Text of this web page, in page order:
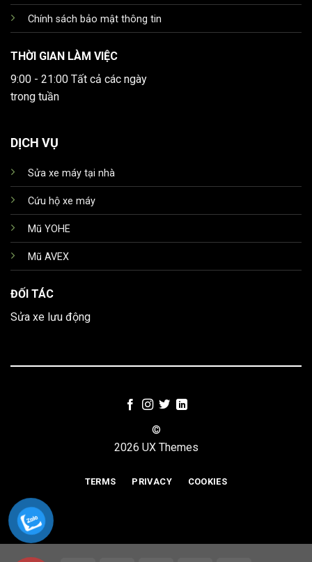
Chính sách bảo mật thông tin
THỜI GIAN LÀM VIỆC
9:00 - 21:00 Tất cả các ngày
trong tuần
DỊCH VỤ
Sửa xe máy tại nhà
Cứu hộ xe máy
Mũ YOHE
Mũ AVEX
ĐỐI TÁC
Sửa xe lưu động
©
2026 UX Themes
TERMS PRIVACY COOKIES